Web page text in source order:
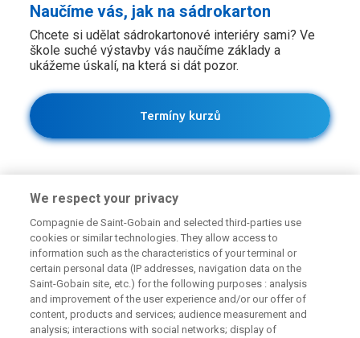
Naučíme vás, jak na sádrokarton
Chcete si udělat sádrokartonové interiéry sami? Ve
škole suché výstavby vás naučíme základy a
ukážeme úskalí, na která si dát pozor.
Termíny kurzů
Potřebujete poradit?
Máte dotaz k našim produktům, či jejich využití v
konstrukcích? Neváhejte nás kontaktovat.
We respect your privacy
Compagnie de Saint-Gobain and selected third-parties use
cookies or similar technologies. They allow access to
information such as the characteristics of your terminal or
certain personal data (IP addresses, navigation data on the
Saint-Gobain site, etc.) for the following purposes : analysis
and improvement of the user experience and/or our offer of
content, products and services; audience measurement and
analysis; interactions with social networks; display of